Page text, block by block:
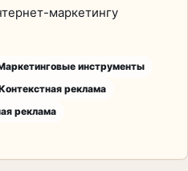
маркетингу
инструменты
реклама
реклама